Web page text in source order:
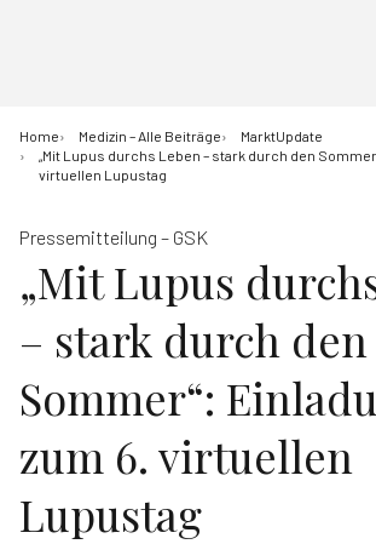
Home Medizin – Alle Beiträge
MarktUpdate
„Mit Lupus durchs Leben – stark durch den
virtuellen Lupustag
Pressemitteilung – GSK
„Mit Lupus
– stark durch den
Sommer“:
zum 6. virtuellen
Lupustag